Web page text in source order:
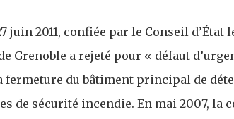
juin 2011, confiée par le Conseil d’État
Grenoble a rejeté pour « défaut
fermeture du bâtiment principal de
de sécurité incendie. En mai 2007, la